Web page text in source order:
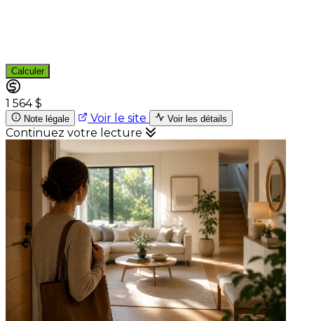
Calculer
1 564 $
Note légale Voir le site Voir les détails
Continuez votre lecture